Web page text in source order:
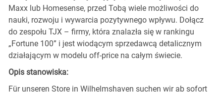
Maxx lub Homesense, przed Tobą wiele możliwości do
nauki, rozwoju i wywarcia pozytywnego wpływu. Dołącz
do zespołu TJX – firmy, która znalazła się w rankingu
„Fortune 100” i jest wiodącym sprzedawcą detalicznym
działającym w modelu off-price na całym świecie.
Opis stanowiska:
Für unseren Store in Wilhelmshaven suchen wir ab sofort